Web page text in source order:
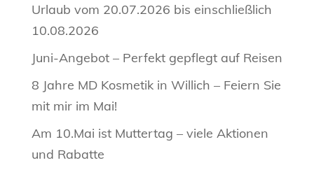
Urlaub vom 20.07.2026 bis einschließlich
10.08.2026
Juni-Angebot – Perfekt gepflegt auf Reisen
8 Jahre MD Kosmetik in Willich – Feiern Sie
mit mir im Mai!
Am 10.Mai ist Muttertag – viele Aktionen
und Rabatte